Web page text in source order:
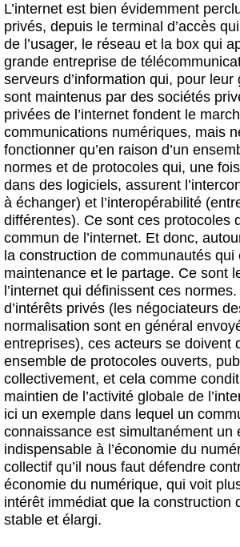
L’internet est bien évidemment
privés, depuis le terminal d’accès
de l’usager, le réseau et la box qui
grande entreprise de
serveurs d’information qui, pour leur
sont maintenus par des sociétés
privées de l’internet fondent le
communications numériques, mais
fonctionner qu’en raison d’un
normes et de protocoles qui, une
dans des logiciels, assurent
à échanger) et l’interopérabilité
différentes). Ce sont ces protocoles
commun de l’internet. Et donc,
la construction de communautés
maintenance et le partage. Ce sont
l’internet qui définissent ces
d’intérêts privés (les négociateurs
normalisation sont en général
entreprises), ces acteurs se doivent
ensemble de protocoles ouverts,
collectivement, et cela comme
maintien de l’activité globale de
ici un exemple dans lequel un
connaissance est simultanément un
indispensable à l’économie du
collectif qu’il nous faut défendre
économie du numérique, qui voit
intérêt immédiat que la construction
stable et élargi.